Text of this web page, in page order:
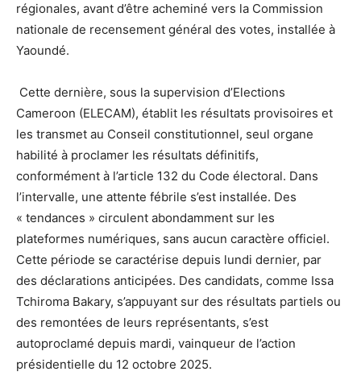
régionales, avant d’être acheminé vers la Commission
nationale de recensement général des votes, installée à
Yaoundé.
Cette dernière, sous la supervision d’Elections
Cameroon (ELECAM), établit les résultats provisoires et
les transmet au Conseil constitutionnel, seul organe
habilité à proclamer les résultats définitifs,
conformément à l’article 132 du Code électoral. Dans
l’intervalle, une attente fébrile s’est installée. Des
« tendances » circulent abondamment sur les
plateformes numériques, sans aucun caractère officiel.
Cette période se caractérise depuis lundi dernier, par
des déclarations anticipées. Des candidats, comme Issa
Tchiroma Bakary, s’appuyant sur des résultats partiels ou
des remontées de leurs représentants, s’est
autoproclamé depuis mardi, vainqueur de l’action
présidentielle du 12 octobre 2025.